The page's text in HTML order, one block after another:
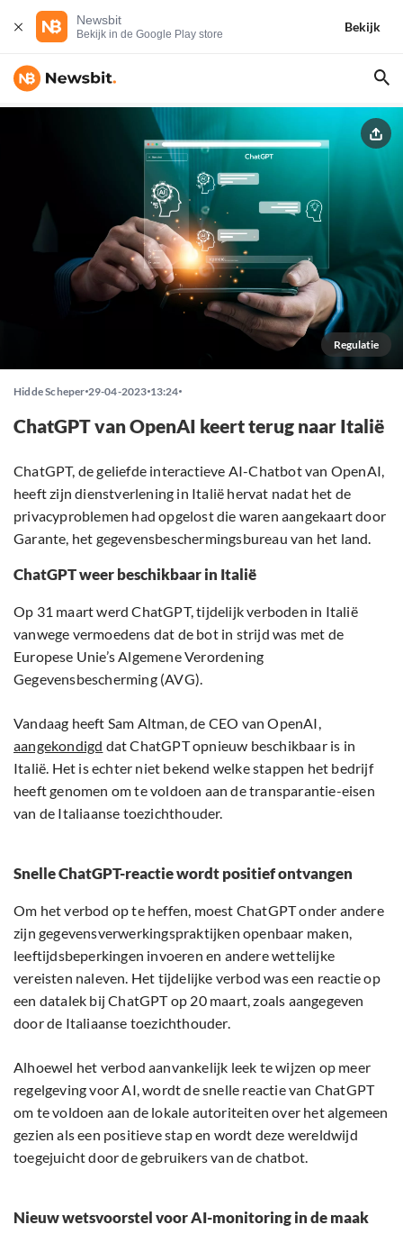
Newsbit
Bekijk in de Google Play store
Bekijk
Regulatie
Hidde Scheper 29-04-2023 13:24
ChatGPT van OpenAI keert terug naar Italië
ChatGPT, de geliefde interactieve AI-Chatbot van OpenAI,
heeft zijn dienstverlening in Italië hervat nadat het de
privacyproblemen had opgelost die waren aangekaart door
Garante, het gegevensbeschermingsbureau van het land.
ChatGPT weer beschikbaar in Italië
Op 31 maart werd ChatGPT, tijdelijk verboden in Italië
vanwege vermoedens dat de bot in strijd was met de
Europese Unie’s Algemene Verordening
Gegevensbescherming (AVG).
Vandaag heeft Sam Altman, de CEO van OpenAI,
aangekondigd dat ChatGPT opnieuw beschikbaar is in
Italië. Het is echter niet bekend welke stappen het bedrijf
heeft genomen om te voldoen aan de transparantie-eisen
van de Italiaanse toezichthouder.
Snelle ChatGPT-reactie wordt positief ontvangen
Om het verbod op te heffen, moest ChatGPT onder andere
zijn gegevensverwerkingspraktijken openbaar maken,
leeftijdsbeperkingen invoeren en andere wettelijke
vereisten naleven. Het tijdelijke verbod was een reactie op
een datalek bij ChatGPT op 20 maart, zoals aangegeven
door de Italiaanse toezichthouder.
Alhoewel het verbod aanvankelijk leek te wijzen op meer
regelgeving voor AI, wordt de snelle reactie van ChatGPT
om te voldoen aan de lokale autoriteiten over het algemeen
gezien als een positieve stap en wordt deze wereldwijd
toegejuicht door de gebruikers van de chatbot.
Nieuw wetsvoorstel voor AI-monitoring in de maak